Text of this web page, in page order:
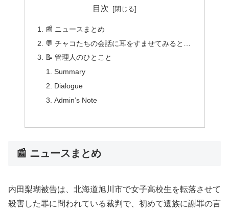
目次
📰 ニュースまとめ
💬 チャコたちの会話に耳をすませてみると…
📝 管理人のひとこと
Summary
Dialogue
Admin’s Note
📰 ニュースまとめ
内田梨瑚被告は、北海道旭川市で女子高校生を転落させて
殺害した罪に問われている裁判で、初めて遺族に謝罪の言